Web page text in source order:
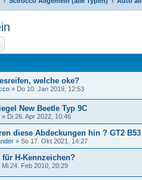
welche oke?
» Do 10. Jan 2019, 12:53
New Beetle Typ 9C
» Di 26. Apr 2022, 10:46
diese Abdeckungen hin ? GT2
» So 17. Okt 2021, 14:27
für H-Kennzeichen?
Mi 24. Feb 2010, 20:29